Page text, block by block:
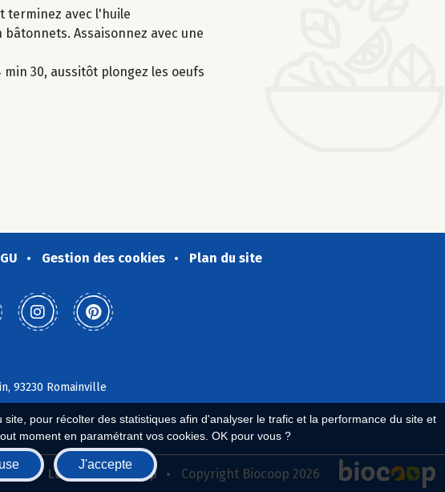
pour récolter des statistiques afin d'analyser le trafic et la performance du site et
moment en paramétrant vos cookies. OK pour vous ?
J'accepte
terminez avec l'huile
Assaisonnez avec une
30, aussitôt plongez les oeufs
Gestion des cookies Plan du site
93230 Romainville
Le réseau Biocoop Copyright Biocoop 2026